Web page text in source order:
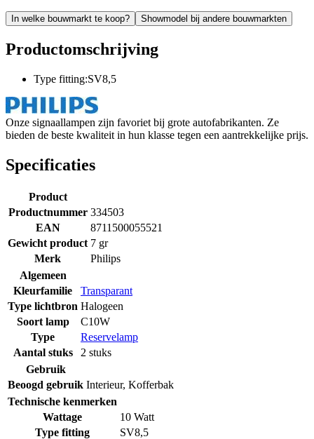
In welke bouwmarkt te koop? Showmodel bij andere bouwmarkten
Productomschrijving
Type fitting:SV8,5
Onze signaallampen zijn favoriet bij grote autofabrikanten. Ze
bieden de beste kwaliteit in hun klasse tegen een aantrekkelijke prijs.
Specificaties
Product
Productnummer 334503
EAN
8711500055521
Gewicht product 7 gr
Merk
Philips
Algemeen
Kleurfamilie
Transparant
Type lichtbron Halogeen
Soort lamp
C10W
Type
Reservelamp
Aantal stuks
2 stuks
Gebruik
Beoogd gebruik Interieur, Kofferbak
Technische kenmerken
Wattage
10 Watt
Type fitting
SV8,5